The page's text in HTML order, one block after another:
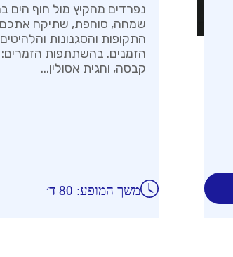
נפרדים מהקיץ מול חוף הים
שמחה, סוחפת, שתיקח אתכם
התקופות והסגנונות
הזמנים. בהשתתפות
קבסה, וחגית אסולין...
משך המופע: 80 ד׳